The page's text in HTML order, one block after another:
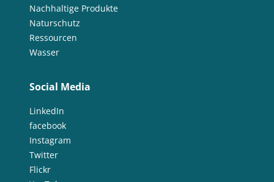
Nachhaltige Produkte
Naturschutz
Ressourcen
Wasser
Social Media
LinkedIn
facebook
Instagram
Twitter
Flickr